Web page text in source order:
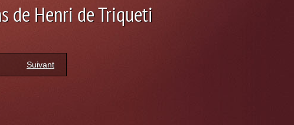
de Henri de Triqueti
Suivant